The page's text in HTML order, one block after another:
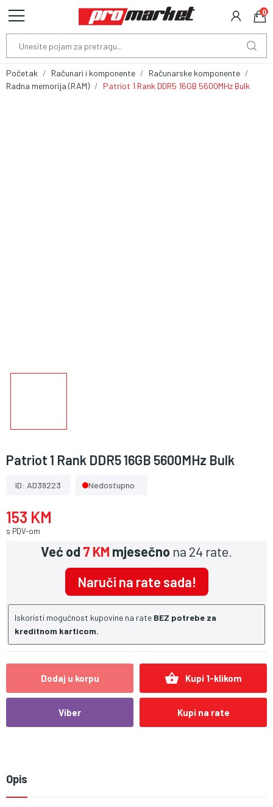
0
Početak Računari i komponente
Računarske komponente
Radna memorija (RAM)
Patriot 1 Rank DDR5 16GB 5600MHz Bulk
Patriot 1 Rank DDR5 16GB 5600MHz Bulk
ID: AD39223 Nedostupno
153 KM
s PDV-om
Već od7 KM mjesečno na 24 rate.
Naruči na rate sada!
Iskoristi mogućnost kupovine na rate BEZ potrebe za
kreditnom karticom.
Dodaj u korpu shopping_basket Kupi 1-klikom
Viber Kupi na rate
Opis